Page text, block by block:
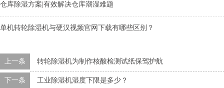
仓库除湿方案|有效解决仓库潮湿难题
单机转轮除湿机与硬汉视频官网下载有哪些区别？
上一条 转轮除湿机为制作核酸检测试纸保驾护航
下一条 工业除湿机湿度下限是多少？